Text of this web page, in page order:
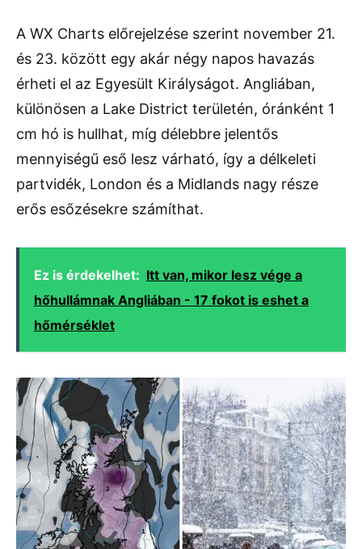
A WX Charts előrejelzése szerint november 21.
és 23. között egy akár négy napos havazás
érheti el az Egyesült Királyságot. Angliában,
különösen a Lake District területén, óránként 1
cm hó is hullhat, míg délebbre jelentős
mennyiségű eső lesz várható, így a délkeleti
partvidék, London és a Midlands nagy része
erős esőzésekre számíthat.
Ez is érdekelhet: Itt van, mikor lesz vége a
hőhullámnak Angliában - 17 fokot is eshet a
hőmérséklet